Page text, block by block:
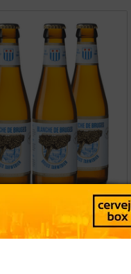
BELGA
330ML